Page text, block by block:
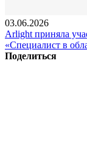
03.06.2026
Arlight приняла
«Специалист в
Поделиться